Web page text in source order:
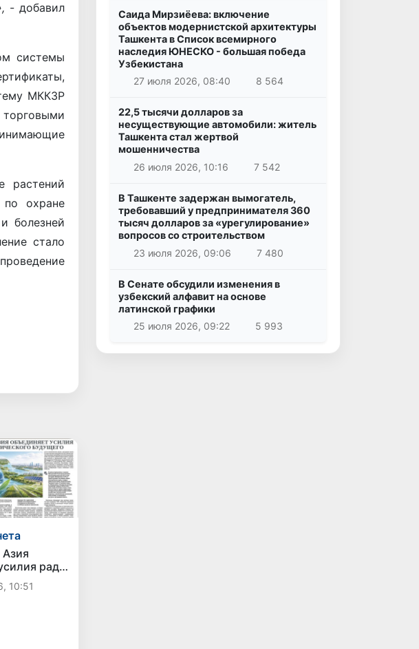
- добавил
системы
МККЗР
растений
по охране
болезней
стало
Азия
ради
10:51
Саида Мирзиёева: включение
объектов модернистской архитектуры
Ташкента в Список всемирного
наследия ЮНЕСКО - большая победа
Узбекистана
27 июля 2026, 08:40
8 564
22,5 тысячи долларов за
несуществующие автомобили: житель
Ташкента стал жертвой
мошенничества
26 июля 2026, 10:16
7 542
В Ташкенте задержан вымогатель,
требовавший у предпринимателя 360
тысяч долларов за «урегулирование»
вопросов со строительством
23 июля 2026, 09:06
7 480
В Сенате обсудили изменения в
узбекский алфавит на основе
латинской графики
25 июля 2026, 09:22
5 993